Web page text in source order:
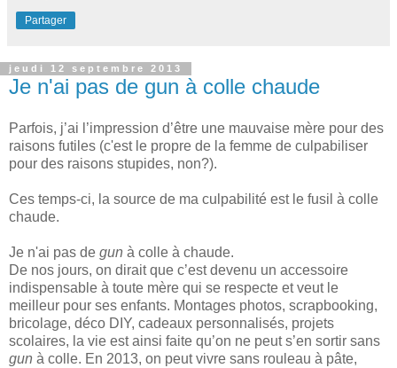
Partager
jeudi 12 septembre 2013
Je n'ai pas de gun à colle chaude
Parfois, j’ai l’impression d’être une mauvaise mère pour des
raisons futiles (c'est le propre de la femme de culpabiliser
pour des raisons stupides, non?).
Ces temps-ci, la source de ma culpabilité est le fusil à colle
chaude.
Je n'ai pas de gun à colle à chaude.
De nos jours, on dirait que c’est devenu un accessoire
indispensable à toute mère qui se respecte et veut le
meilleur pour ses enfants. Montages photos, scrapbooking,
bricolage, déco DIY, cadeaux personnalisés, projets
scolaires, la vie est ainsi faite qu’on ne peut s’en sortir sans
gun à colle. En 2013, on peut vivre sans rouleau à pâte,